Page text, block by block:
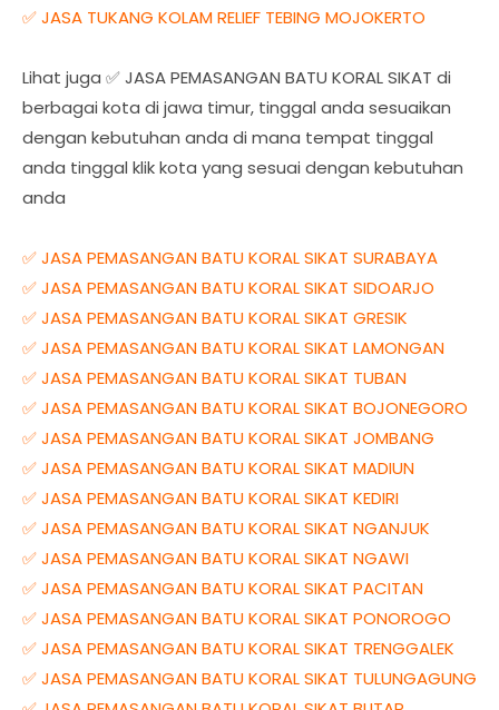
✅ JASA TUKANG KOLAM RELIEF TEBING MOJOKERTO
Lihat juga ✅ JASA PEMASANGAN BATU KORAL SIKAT di
berbagai kota di jawa timur, tinggal anda sesuaikan
dengan kebutuhan anda di mana tempat tinggal
anda tinggal klik kota yang sesuai dengan kebutuhan
anda
✅ JASA PEMASANGAN BATU KORAL SIKAT SURABAYA
✅ JASA PEMASANGAN BATU KORAL SIKAT SIDOARJO
✅ JASA PEMASANGAN BATU KORAL SIKAT GRESIK
✅ JASA PEMASANGAN BATU KORAL SIKAT LAMONGAN
✅ JASA PEMASANGAN BATU KORAL SIKAT TUBAN
✅ JASA PEMASANGAN BATU KORAL SIKAT BOJONEGORO
✅ JASA PEMASANGAN BATU KORAL SIKAT JOMBANG
✅ JASA PEMASANGAN BATU KORAL SIKAT MADIUN
✅ JASA PEMASANGAN BATU KORAL SIKAT KEDIRI
✅ JASA PEMASANGAN BATU KORAL SIKAT NGANJUK
✅ JASA PEMASANGAN BATU KORAL SIKAT NGAWI
✅ JASA PEMASANGAN BATU KORAL SIKAT PACITAN
✅ JASA PEMASANGAN BATU KORAL SIKAT PONOROGO
✅ JASA PEMASANGAN BATU KORAL SIKAT TRENGGALEK
✅ JASA PEMASANGAN BATU KORAL SIKAT TULUNGAGUNG